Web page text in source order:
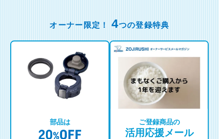
オーナー限定！ 4つの登録特典
部品は ご登録商品の
活用応援メール